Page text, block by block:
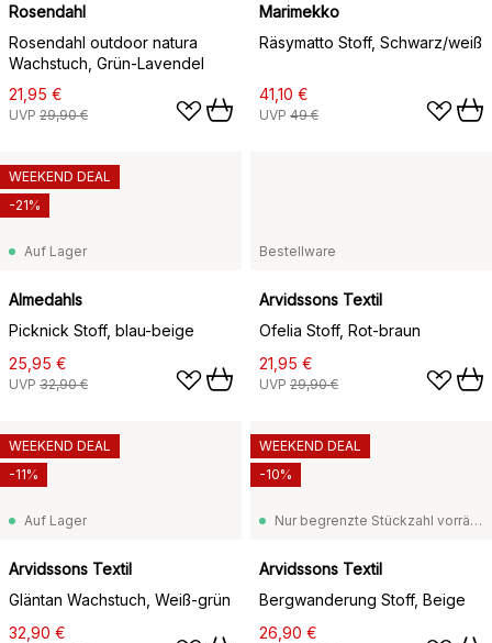
Rosendahl
Rosendahl outdoor natura
Wachstuch, Grün-Lavendel
21,95 €
UVP 29,90 €
Marimekko
Räsymatto Stoff, Schwarz/weiß
41,10 €
UVP 49 €
Auf Lager
Almedahls
Picknick Stoff, blau-beige
25,95 €
UVP 32,90 €
WEEKEND DEAL
-21%
Bestellware
Arvidssons Textil
Ofelia Stoff, Rot-braun
21,95 €
UVP 29,90 €
Auf Lager
Arvidssons Textil
Gläntan Wachstuch, Weiß-grün
32,90 €
WEEKEND DEAL
-11%
Nur begrenzte Stückzahl vorrätig
Arvidssons Textil
Bergwanderung Stoff, Beige
26,90 €
WEEKEND DEAL
-10%